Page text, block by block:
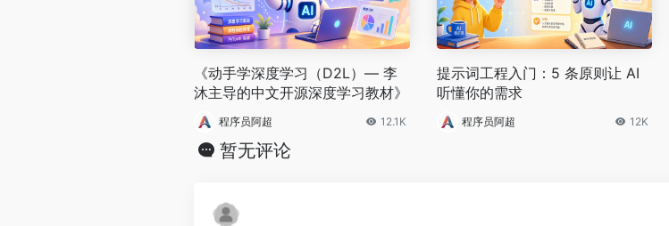
《动手学深度学习（D2L）— 李
沐主导的中文开源深度学习教材》
程序员阿超 12.1K
提示词工程入门：5 条原则让 AI
听懂你的需求
程序员阿超 12K
暂无评论